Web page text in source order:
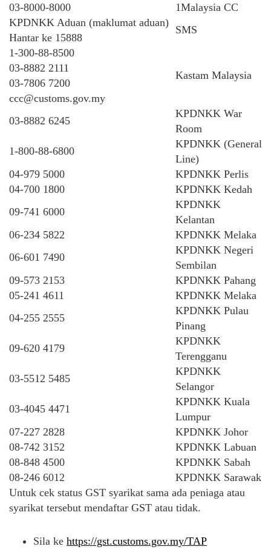
03-8000-8000
1Malaysia CC
KPDNKK Aduan (maklumat aduan)
Hantar ke 15888
SMS
1-300-88-8500
03-8882 2111
03-7806 7200
ccc@customs.gov.my
Kastam Malaysia
03-8882 6245
KPDNKK War
Room
1-800-88-6800
KPDNKK (General
Line)
04-979 5000
KPDNKK Perlis
04-700 1800
KPDNKK Kedah
09-741 6000
KPDNKK
Kelantan
06-234 5822
KPDNKK Melaka
06-601 7490
KPDNKK Negeri
Sembilan
09-573 2153
KPDNKK Pahang
05-241 4611
KPDNKK Melaka
04-255 2555
KPDNKK Pulau
Pinang
09-620 4179
KPDNKK
Terengganu
03-5512 5485
KPDNKK
Selangor
03-4045 4471
KPDNKK Kuala
Lumpur
07-227 2828
KPDNKK Johor
08-742 3152
KPDNKK Labuan
08-848 4500
KPDNKK Sabah
08-246 6012
KPDNKK Sarawak
Untuk cek status GST syarikat sama ada peniaga atau
syarikat tersebut mendaftar GST atau tidak.
Sila ke https://gst.customs.gov.my/TAP